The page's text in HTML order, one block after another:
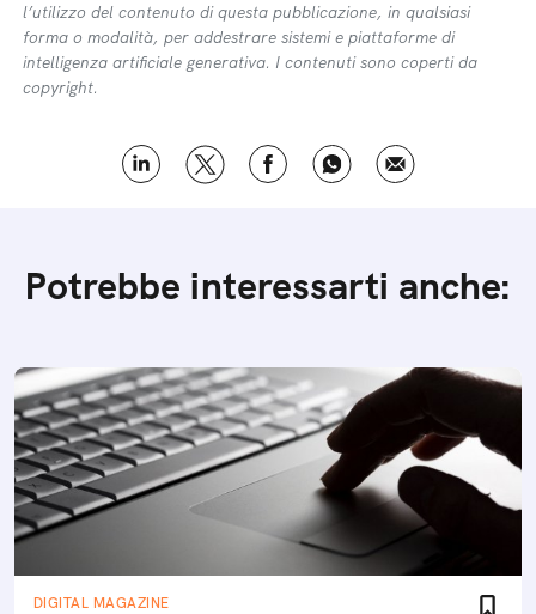
l’utilizzo del contenuto di questa pubblicazione, in qualsiasi
forma o modalità, per addestrare sistemi e piattaforme di
intelligenza artificiale generativa. I contenuti sono coperti da
copyright.
Potrebbe interessarti anche:
DIGITAL MAGAZINE